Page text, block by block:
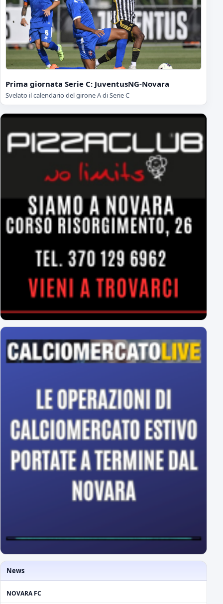
News
NOVARA FC
Prima giornata Serie C: JuventusNG-Novara
Svelato il calendario del girone A di Serie C